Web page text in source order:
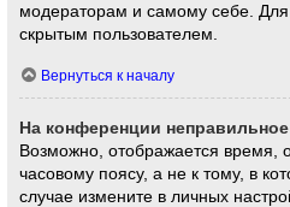
модераторам и самому себе. Для
скрытым пользователем.
Вернуться к началу
На конференции
Возможно, отображается время,
часовому поясу, а не к тому, в
случае измените в личных